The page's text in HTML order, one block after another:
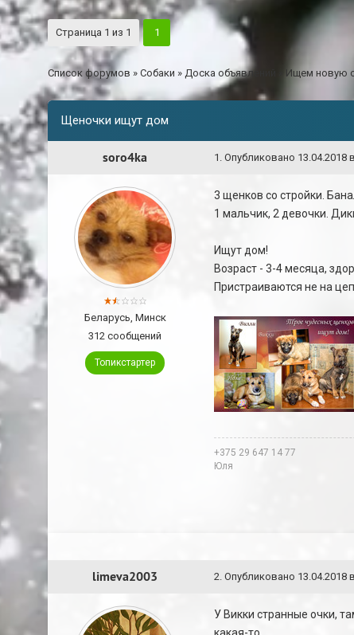
Страница 1 из 1 1
Список форумов » Собаки » Доска объявлений Ищем новую
Щеночки ищут дом
soro4ka 1 . Опубликовано 13.04.2018
Беларусь, Минск
312 сообщений
Топикстартер
3 щенков со стройки.
1 мальчик, 2 девочки.
Ищут дом!
Возраст - 3-4 месяца,
Пристраиваются не на
+375 29 647 14 77
Юля
limeva2003 2. Опубликовано 13.04.2018
У Викки странные очки,